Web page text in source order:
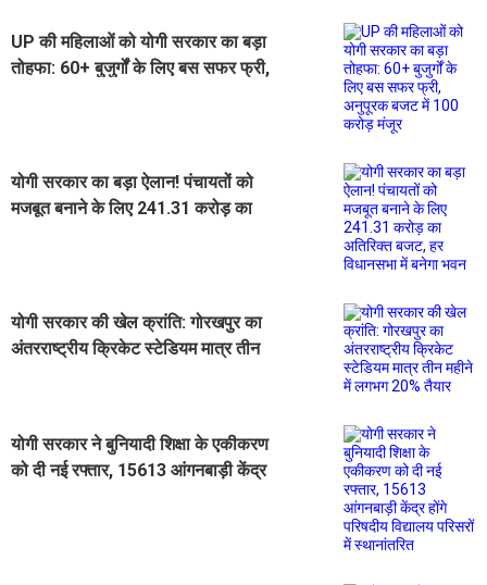
UP की महिलाओं को योगी सरकार का बड़ा
तोहफा: 60+ बुजुर्गों के लिए बस सफर फ्री,
योगी सरकार का बड़ा ऐलान! पंचायतों को
मजबूत बनाने के लिए 241.31 करोड़ का
योगी सरकार की खेल क्रांति: गोरखपुर का
अंतरराष्ट्रीय क्रिकेट स्टेडियम मात्र तीन
योगी सरकार ने बुनियादी शिक्षा के एकीकरण
को दी नई रफ्तार, 15613 आंगनबाड़ी केंद्र